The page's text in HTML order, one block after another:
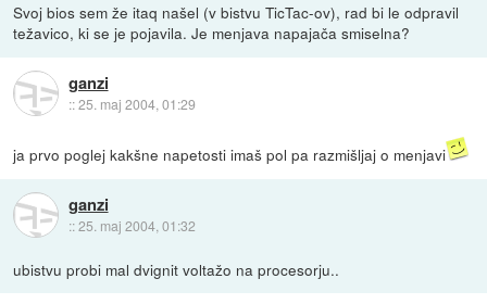
Svoj bios sem že itaq našel (v bistvu TicTac-ov), rad bi le odpravil
težavico, ki se je pojavila. Je menjava napajača smiselna?
ganzi
::25. maj 2004, 01:29
ja prvo poglej kakšne napetosti imaš pol pa razmišljaj o menjavi
ganzi
::25. maj 2004, 01:32
ubistvu probi mal dvignit voltažo na procesorju..